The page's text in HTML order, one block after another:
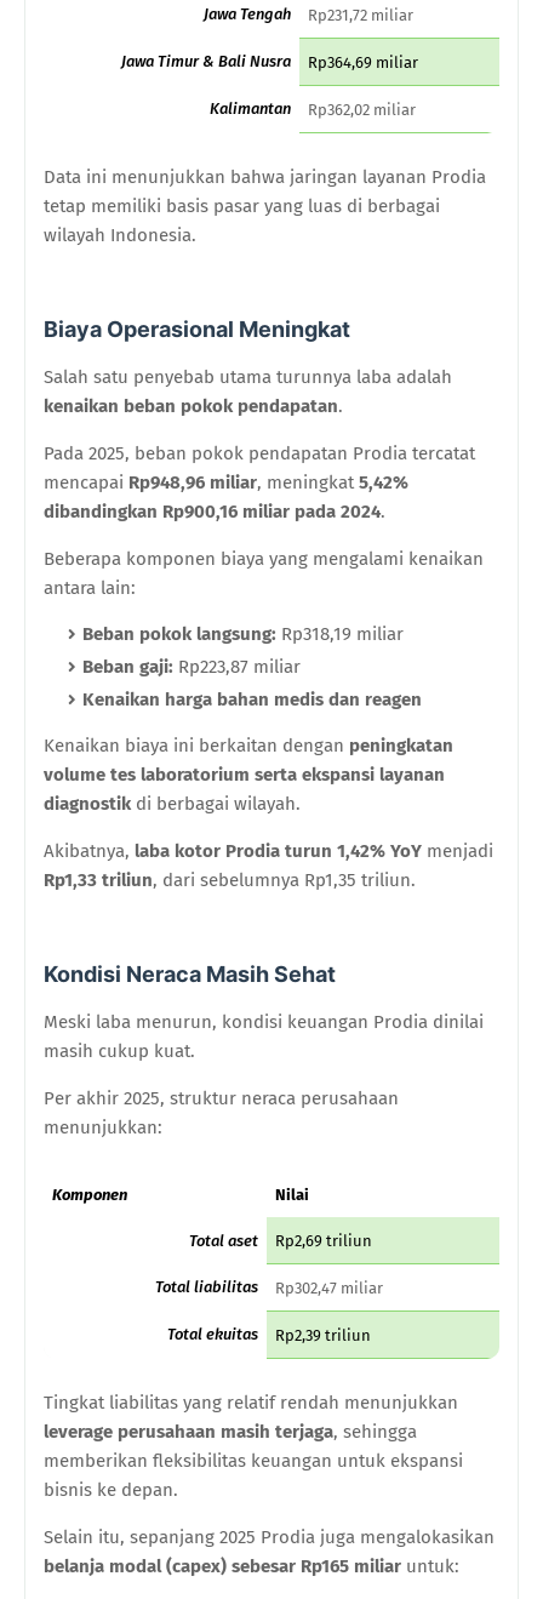
Jawa Tengah Rp231,72 miliar
Jawa Timur & Bali Nusra Rp364,69 miliar
Kalimantan Rp362,02 miliar
Data ini menunjukkan bahwa jaringan layanan Prodia
tetap memiliki basis pasar yang luas di berbagai
wilayah Indonesia.
Biaya Operasional Meningkat
Salah satu penyebab utama turunnya laba adalah
kenaikan beban pokok pendapatan.
Pada 2025, beban pokok pendapatan Prodia tercatat
mencapai Rp948,96 miliar, meningkat 5,42%
dibandingkan Rp900,16 miliar pada 2024.
Beberapa komponen biaya yang mengalami kenaikan
antara lain:
Beban pokok langsung: Rp318,19 miliar
Beban gaji: Rp223,87 miliar
Kenaikan harga bahan medis dan reagen
Kenaikan biaya ini berkaitan dengan peningkatan
volume tes laboratorium serta ekspansi layanan
diagnostik di berbagai wilayah.
Akibatnya, laba kotor Prodia turun 1,42% YoY menjadi
Rp1,33 triliun, dari sebelumnya Rp1,35 triliun.
Kondisi Neraca Masih Sehat
Meski laba menurun, kondisi keuangan Prodia dinilai
masih cukup kuat.
Per akhir 2025, struktur neraca perusahaan
menunjukkan:
Komponen Nilai
Total aset Rp2,69 triliun
Total liabilitas Rp302,47 miliar
Total ekuitas Rp2,39 triliun
Tingkat liabilitas yang relatif rendah menunjukkan
leverage perusahaan masih terjaga, sehingga
memberikan fleksibilitas keuangan untuk ekspansi
bisnis ke depan.
Selain itu, sepanjang 2025 Prodia juga mengalokasikan
belanja modal (capex) sebesar Rp165 miliar untuk: